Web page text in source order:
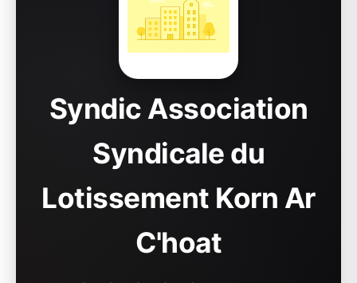
Syndic Association
Syndicale du
Lotissement Korn Ar
C'hoat